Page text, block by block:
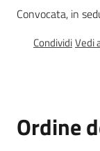
Conferenze
interistituzionali
Convocata, in
CondividiVedi
Ordine